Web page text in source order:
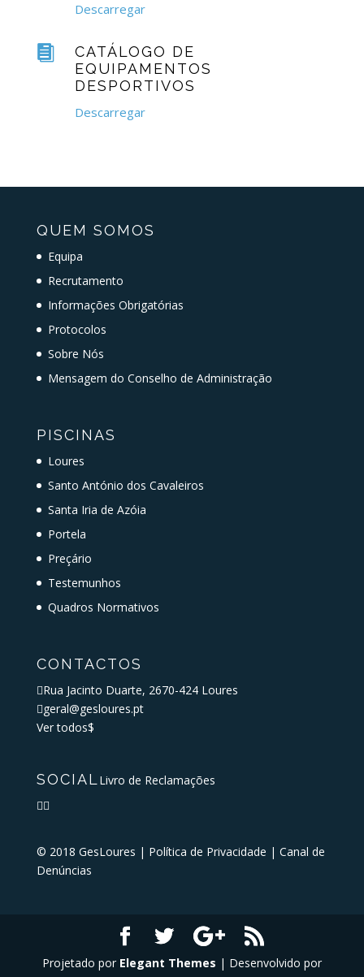
Descarregar

CATÁLOGO DE
EQUIPAMENTOS
DESPORTIVOS
Descarregar
QUEM SOMOS
Equipa
Recrutamento
Informações Obrigatórias
Protocolos
Sobre Nós
Mensagem do Conselho de Administração
PISCINAS
Loures
Santo António dos Cavaleiros
Santa Iria de Azóia
Portela
Preçário
Testemunhos
Quadros Normativos
CONTACTOS
Rua Jacinto Duarte, 2670-424 Loures
geral@gesloures.pt
Ver todos$
SOCIAL

Livro de Reclamações
© 2018 GesLoures | Política de Privacidade | Canal de
Denúncias
Projetado por Elegant Themes | Desenvolvido por